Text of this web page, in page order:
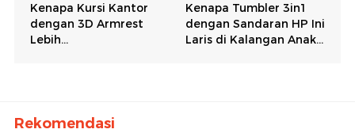
Rekomendasi